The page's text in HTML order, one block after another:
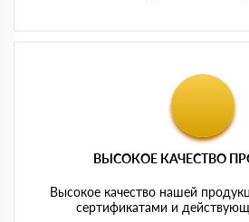
ВЫСОКОЕ КАЧЕСТВО
Высокое качество нашей
сертификатами и